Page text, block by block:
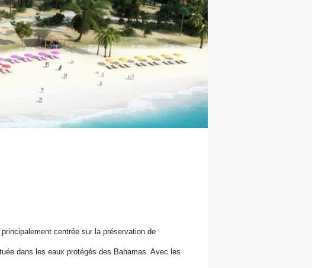
centrée sur la préservation de
dans les eaux protégés des Bahamas. Avec les